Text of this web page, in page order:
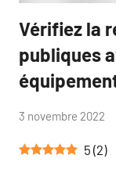
Blog
Vérifiez la
publiques
par
3 novembre 2022
5 (2)